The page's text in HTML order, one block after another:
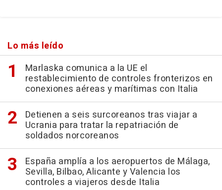
Lo más leído
Marlaska comunica a la UE el
restablecimiento de controles fronterizos en
conexiones aéreas y marítimas con Italia
Detienen a seis surcoreanos tras viajar a
Ucrania para tratar la repatriación de
soldados norcoreanos
España amplía a los aeropuertos de Málaga,
Sevilla, Bilbao, Alicante y Valencia los
controles a viajeros desde Italia